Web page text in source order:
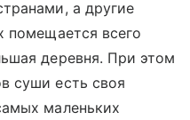
а другие
помещается всего
деревня. При этом
суши есть своя
маленьких